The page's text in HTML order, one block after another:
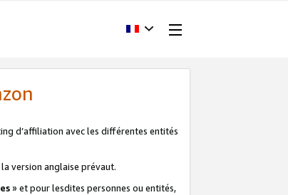
d’affiliation avec les différentes entités
version anglaise prévaut.
» et pour lesdites personnes ou entités,